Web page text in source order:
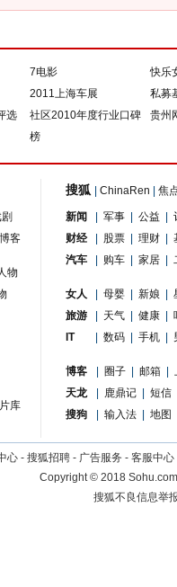
7电影
快乐
2011上海车展
私募
选
社区2010年度行业口碑
榜
贵州
博客
物
库
搜狐 ChinaRen 焦
新闻 军事 公益
财经
股票 理财
汽车
购车 家居
女人 母婴 新娘
旅游
天气 健康
IT
数码 手机
博客 圈子 邮箱
天龙
鹿鼎记
短信
搜狗
输入法 地图
心 - 搜狐招聘 - 广告服务 - 客服中心
Copyright©2018
搜狐不良信息举